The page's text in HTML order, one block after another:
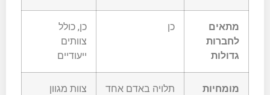
מתאים
לחברות
גדולות
כן
כן, כולל
צוותים
ייעודיים
מומחיות
תלויה באדם אחד צוות מגוון